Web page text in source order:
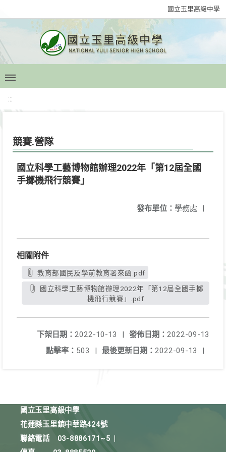
國立玉里高級中學
:::
競賽.營隊
國立科學工藝博物館辦理2022年「第12屆全國
手擲機飛行競賽」
發布單位： 學務處 |
相關附件
教育部國民及學前教育署來函.pdf
機飛行競賽」.pdf
發佈日期： 2022-09-13
下架日期： 2022-10-13
|
最後更新日期： 2022-09-13 |
點擊率： 503 |
國立玉里高級中學
花蓮縣玉里鎮中華路424號
聯絡電話
03-8886171~5